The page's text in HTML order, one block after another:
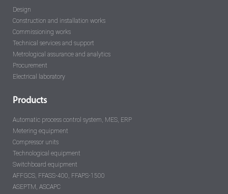
Design
Construction and installation works
Commissioning works
Technical services and support
Metrological assurance and analytics
Procurement
Electrical laboratory
Products
Automatic process control system, MES, ERP
Metering equipment
Compressor units
Technological equipment
Switchboard equipment
AFFGCS, FFASS-400, FFAPS-1500
ASEPTM, ASCAPC